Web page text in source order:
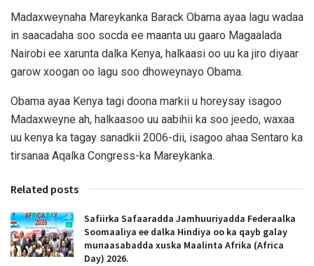
Madaxweynaha Mareykanka Barack Obama ayaa lagu wadaa
in saacadaha soo socda ee maanta uu gaaro Magaalada
Nairobi ee xarunta dalka Kenya, halkaasi oo uu ka jiro diyaar
garow xoogan oo lagu soo dhoweynayo Obama.
Obama ayaa Kenya tagi doona markii u horeysay isagoo
Madaxweyne ah, halkaasoo uu aabihii ka soo jeedo, waxaa
uu kenya ka tagay sanadkii 2006-dii, isagoo ahaa Sentaro ka
tirsanaa Aqalka Congress-ka Mareykanka.
Related posts
Safiirka Safaaradda Jamhuuriyadda Federaalka
Soomaaliya ee dalka Hindiya oo ka qayb galay
munaasabadda xuska Maalinta Afrika (Africa
Day) 2026.